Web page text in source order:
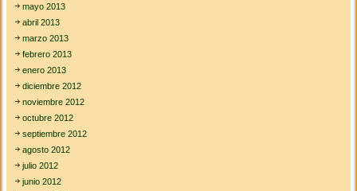
mayo 2013
abril 2013
marzo 2013
febrero 2013
enero 2013
diciembre 2012
noviembre 2012
octubre 2012
septiembre 2012
agosto 2012
julio 2012
junio 2012